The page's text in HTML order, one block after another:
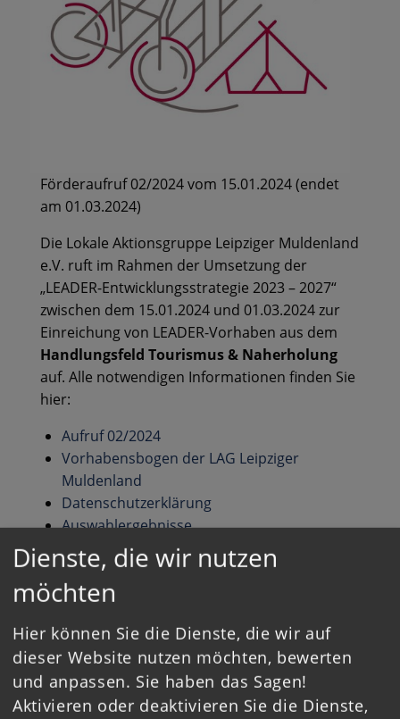
Förderaufruf 02/2024 vom 15.01.2024 (endet
am 01.03.2024)
Die Lokale Aktionsgruppe Leipziger Muldenland
e.V. ruft im Rahmen der Umsetzung der
„LEADER-Entwicklungsstrategie 2023 – 2027“
zwischen dem 15.01.2024 und 01.03.2024 zur
Einreichung von LEADER-Vorhaben aus dem
Handlungsfeld Tourismus & Naherholung
auf. Alle notwendigen Informationen finden Sie
hier:
Aufruf 02/2024
Vorhabensbogen der LAG Leipziger
Muldenland
Datenschutzerklärung
Auswahlergebnisse
Zurück zur Übersicht
Dienste, die wir nutzen
möchten
Hier können Sie die Dienste, die wir auf
dieser Website nutzen möchten, bewerten
und anpassen. Sie haben das Sagen!
Aktivieren oder deaktivieren Sie die Dienste,